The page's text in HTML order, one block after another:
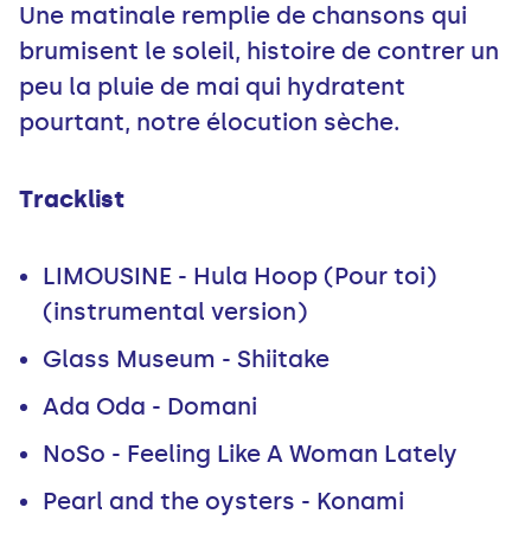
Une matinale remplie de chansons qui
brumisent le soleil, histoire de contrer un
peu la pluie de mai qui hydratent
pourtant, notre élocution sèche.
Tracklist
LIMOUSINE - Hula Hoop (Pour toi)
(instrumental version)
Glass Museum - Shiitake
Ada Oda - Domani
NoSo - Feeling Like A Woman Lately
Pearl and the oysters - Konami